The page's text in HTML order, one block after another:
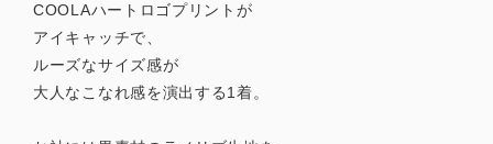
COOLAハートロゴプリントが
アイキャッチで、
ルーズなサイズ感が
大人なこなれ感を演出する1着。